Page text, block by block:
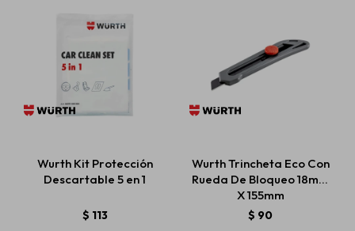
Wurth Kit Protección
Descartable 5 en 1
$ 113
Wurth Trincheta Eco Con
Rueda De Bloqueo 18mm
X 155mm
$ 90